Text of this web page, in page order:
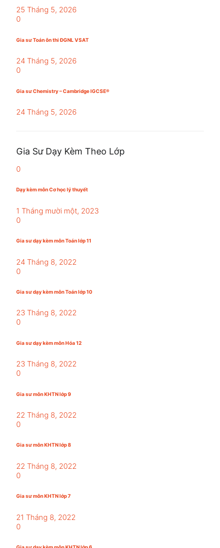
25 Tháng 5, 2026
0
Gia sư Toán ôn thi ĐGNL VSAT
24 Tháng 5, 2026
0
Gia sư Chemistry – Cambridge IGCSE®
24 Tháng 5, 2026
Gia Sư Dạy Kèm Theo Lớp
0
Dạy kèm môn Cơ học lý thuyết
1 Tháng mười một, 2023
0
Gia sư dạy kèm môn Toán lớp 11
24 Tháng 8, 2022
0
Gia sư dạy kèm môn Toán lớp 10
23 Tháng 8, 2022
0
Gia sư dạy kèm môn Hóa 12
23 Tháng 8, 2022
0
Gia sư môn KHTN lớp 9
22 Tháng 8, 2022
0
Gia sư môn KHTN lớp 8
22 Tháng 8, 2022
0
Gia sư môn KHTN lớp 7
21 Tháng 8, 2022
0